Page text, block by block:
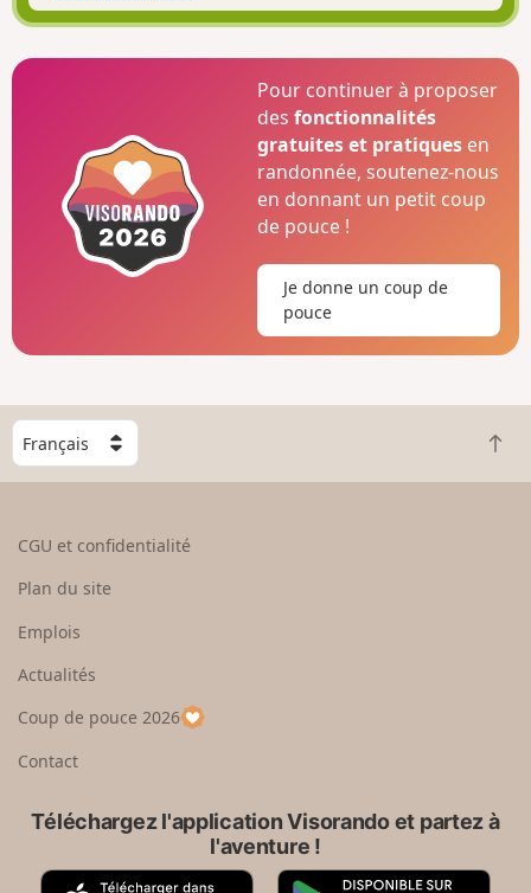
Pour continuer à proposer
desfonctionnalités
gratuites et pratiques en
randonnée, soutenez-nous
en donnant un petit coup
de pouce !
Je donne un coup de
pouce
C
h
o
e
u
p
a
R
e
CGU et confidentialité
Plan du site
Emplois
Actualités
Coup de pouce 2026
Contact
Téléchargez l'application Visorando et partez à
l'aventure !
A G